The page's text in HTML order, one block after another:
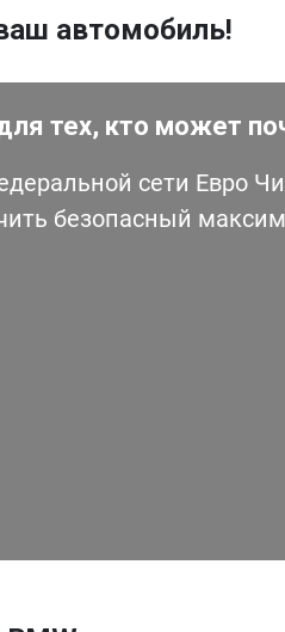
автомобиль!
тех, кто может
сети Евро
безопасный